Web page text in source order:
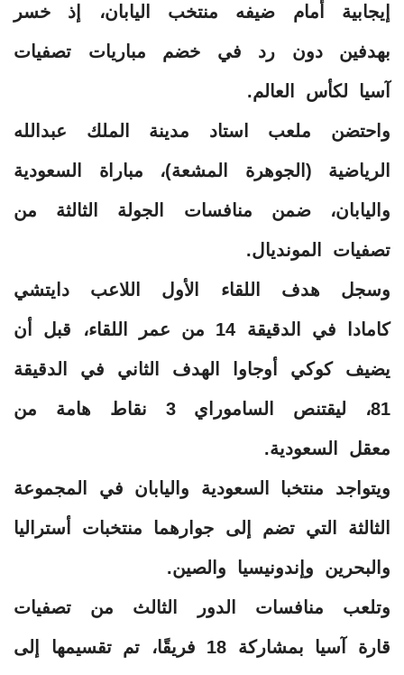
إيجابية أمام ضيفه منتخب اليابان، إذ خسر
بهدفين دون رد في خضم مباريات تصفيات
آسيا لكأس العالم.
‎واحتضن ملعب استاد مدينة الملك عبدالله
الرياضية (الجوهرة المشعة)، مباراة السعودية
واليابان، ضمن منافسات الجولة الثالثة من
تصفيات المونديال.
‎وسجل هدف اللقاء الأول اللاعب دايتشي
كامادا في الدقيقة 14 من عمر اللقاء، قبل أن
يضيف كوكي أوجاوا الهدف الثاني في الدقيقة
81، ليقتنص الساموراي 3 نقاط هامة من
معقل السعودية.
‎ويتواجد منتخبا السعودية واليابان في المجموعة
الثالثة التي تضم إلى جوارهما منتخبات أستراليا
والبحرين وإندونيسيا والصين.
‎وتلعب منافسات الدور الثالث من تصفيات
قارة آسيا بمشاركة 18 فريقًا، تم تقسيمها إلى